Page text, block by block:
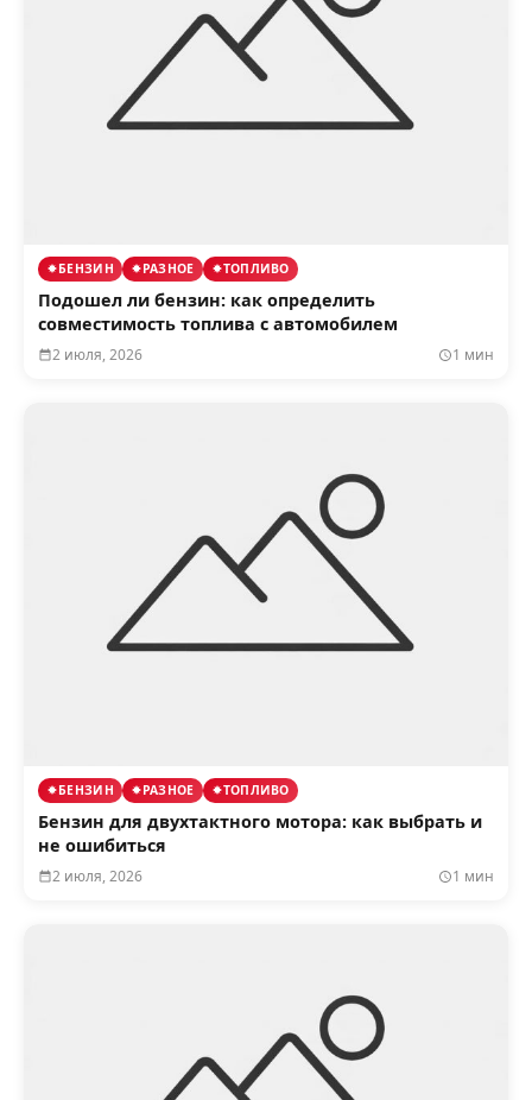
БЕНЗИН РАЗНОЕ ТОПЛИВО
Подошел ли бензин: как определить
совместимость топлива с автомобилем
2 июля, 2026 1 мин
БЕНЗИН РАЗНОЕ ТОПЛИВО
Бензин для двухтактного мотора: как выбрать и
не ошибиться
2 июля, 2026 1 мин